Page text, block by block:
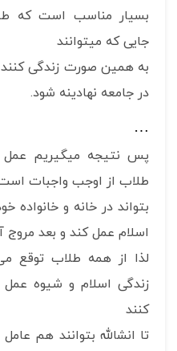
بسیار مناسب است که
جایی که میتوانند
به همین صورت زندگی
در جامعه نهادینه شود.
…
پس نتیجه میگیریم عمل
طلاب از اوجب واجبات
بتواند در خانه و
اسلام عمل کند و بعد مروج
لذا از همه طلاب توقع
زندگی اسلام و شیوه
کنند
تا انشالله بتوانند هم